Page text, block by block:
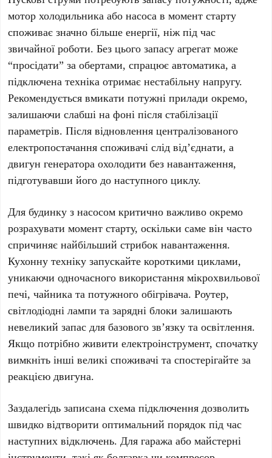
мотор холодильника або насоса в момент старту
споживає значно більше енергії, ніж під час
звичайної роботи. Без цього запасу агрегат може
“просідати” за обертами, спрацює автоматика, а
підключена техніка отримає нестабільну напругу.
Рекомендується вмикати потужні прилади окремо,
залишаючи слабші на фоні після стабілізації
параметрів. Після відновлення централізованого
електропостачання споживачі слід від’єднати, а
двигун генератора охолодити без навантаження,
підготувавши його до наступного циклу.
Для будинку з насосом критично важливо окремо
розрахувати момент старту, оскільки саме він часто
спричиняє найбільший стрибок навантаження.
Кухонну техніку запускайте короткими циклами,
уникаючи одночасного використання мікрохвильової
печі, чайника та потужного обігрівача. Роутер,
світлодіодні лампи та зарядні блоки залишають
невеликий запас для базового зв’язку та освітлення.
Якщо потрібно живити електроінструмент, спочатку
вимкніть інші великі споживачі та спостерігайте за
реакцією двигуна.
Заздалегідь записана схема підключення дозволить
швидко відтворити оптимальний порядок під час
наступних відключень. Для гаража або майстерні